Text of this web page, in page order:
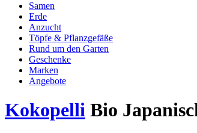
Samen
Erde
Anzucht
Töpfe & Pflanzgefäße
Rund um den Garten
Geschenke
Marken
Angebote
Kokopelli Bio